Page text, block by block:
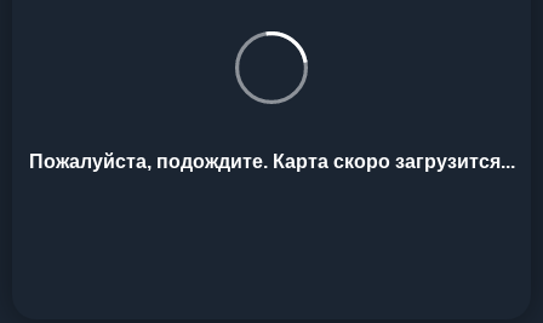
Пожалуйста, подождите. Карта скоро загрузится...